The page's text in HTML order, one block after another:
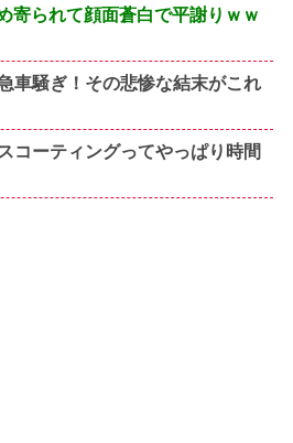
寄られて顔面蒼白で平謝りｗｗ
車騒ぎ！その悲惨な結末がこれ
コーティングってやっぱり時間